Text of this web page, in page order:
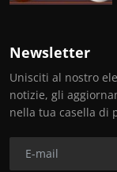
Newsletter
Unisciti al nostro
notizie, gli
nella tua casella di